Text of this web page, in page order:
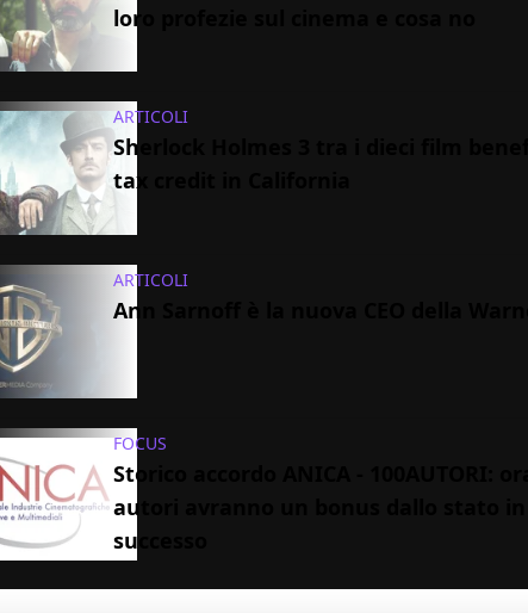
loro profezie sul cinema e cosa no
ARTICOLI
Sherlock Holmes 3 tra i dieci film
tax credit in California
ARTICOLI
Ann Sarnoff è la nuova CEO della
FOCUS
Storico accordo ANICA - 100AUTORI:
autori avranno un bonus dallo stato in
successo